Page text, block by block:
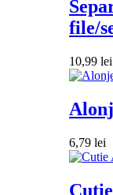
file/
10,99 lei
6,79 lei